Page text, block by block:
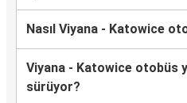
Nasıl Viyana - Katowice
Viyana - Katowice otobüs
sürüyor?